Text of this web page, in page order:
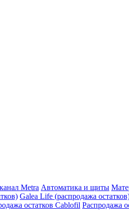
Metra Автоматика и щиты
Galea Life (распродажа
остатков Cablofil Распродажа